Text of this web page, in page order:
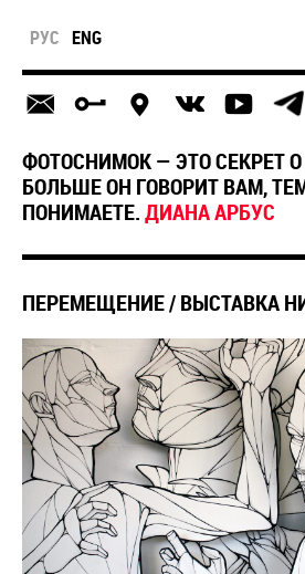
РУС ENG
ФОТОСНИМОК — ЭТО СЕКРЕТ
БОЛЬШЕ ОН ГОВОРИТ ВАМ,
ПОНИМАЕТЕ.ДИАНА АРБУС
ПЕРЕМЕЩЕНИЕ / ВЫСТАВКА